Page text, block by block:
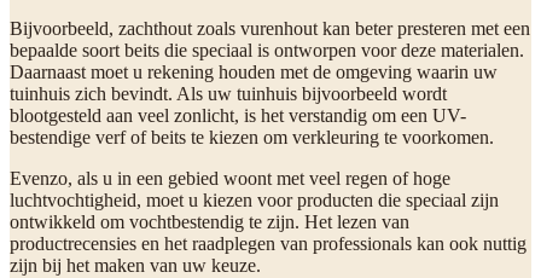
Bijvoorbeeld, zachthout zoals vurenhout kan beter presteren met een
bepaalde soort beits die speciaal is ontworpen voor deze materialen.
Daarnaast moet u rekening houden met de omgeving waarin uw
tuinhuis zich bevindt. Als uw tuinhuis bijvoorbeeld wordt
blootgesteld aan veel zonlicht, is het verstandig om een UV-
bestendige verf of beits te kiezen om verkleuring te voorkomen.
Evenzo, als u in een gebied woont met veel regen of hoge
luchtvochtigheid, moet u kiezen voor producten die speciaal zijn
ontwikkeld om vochtbestendig te zijn. Het lezen van
productrecensies en het raadplegen van professionals kan ook nuttig
zijn bij het maken van uw keuze.